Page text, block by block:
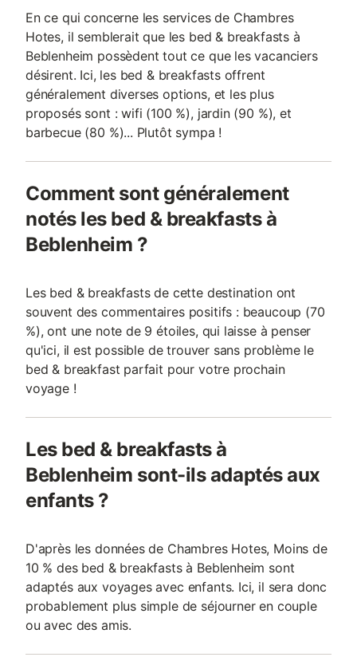
En ce qui concerne les services de Chambres
Hotes, il semblerait que les bed & breakfasts à
Beblenheim possèdent tout ce que les vacanciers
désirent. Ici, les bed & breakfasts offrent
généralement diverses options, et les plus
proposés sont : wifi (100 %), jardin (90 %), et
barbecue (80 %)... Plutôt sympa !
Comment sont généralement
notés les bed & breakfasts à
Beblenheim ?
Les bed & breakfasts de cette destination ont
souvent des commentaires positifs : beaucoup (70
%), ont une note de 9 étoiles, qui laisse à penser
qu'ici, il est possible de trouver sans problème le
bed & breakfast parfait pour votre prochain
voyage !
Les bed & breakfasts à
Beblenheim sont-ils adaptés aux
enfants ?
D'après les données de Chambres Hotes, Moins de
10 % des bed & breakfasts à Beblenheim sont
adaptés aux voyages avec enfants. Ici, il sera donc
probablement plus simple de séjourner en couple
ou avec des amis.